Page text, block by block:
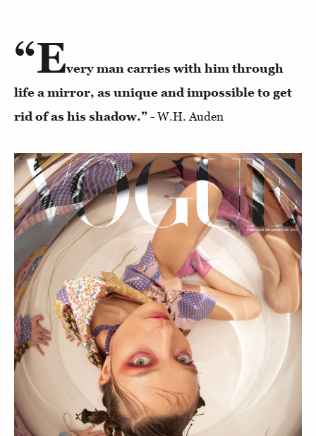
“Every man carries with him through
life a mirror, as unique and impossible to get
rid of as his shadow.” - W.H. Auden